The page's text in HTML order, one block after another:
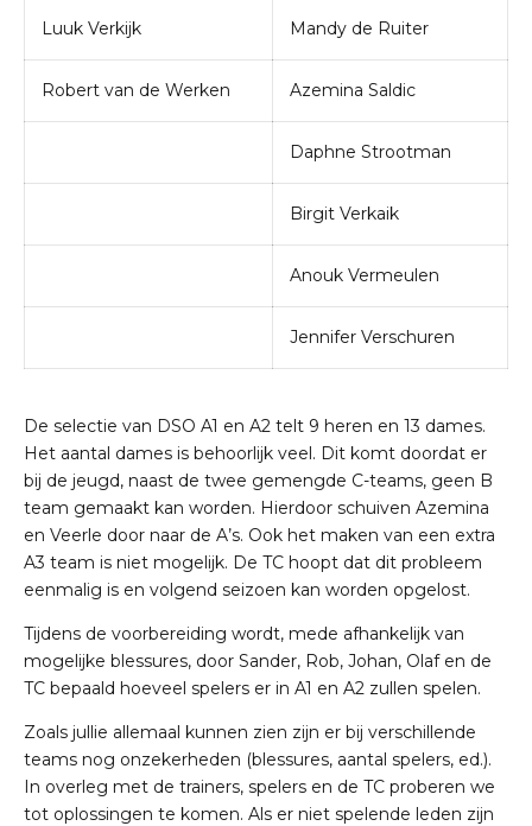
Luuk Verkijk Mandy de Ruiter
Robert van de Werken Azemina Saldic
Daphne Strootman
Birgit Verkaik
Anouk Vermeulen
Jennifer Verschuren
De selectie van DSO A1 en A2 telt 9 heren en 13 dames.
Het aantal dames is behoorlijk veel. Dit komt doordat er
bij de jeugd, naast de twee gemengde C-teams, geen B
team gemaakt kan worden. Hierdoor schuiven Azemina
en Veerle door naar de A’s. Ook het maken van een extra
A3 team is niet mogelijk. De TC hoopt dat dit probleem
eenmalig is en volgend seizoen kan worden opgelost.
Tijdens de voorbereiding wordt, mede afhankelijk van
mogelijke blessures, door Sander, Rob, Johan, Olaf en de
TC bepaald hoeveel spelers er in A1 en A2 zullen spelen.
Zoals jullie allemaal kunnen zien zijn er bij verschillende
teams nog onzekerheden (blessures, aantal spelers, ed.).
In overleg met de trainers, spelers en de TC proberen we
tot oplossingen te komen. Als er niet spelende leden zijn